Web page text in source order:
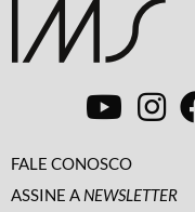
FALE CONOSCO
ASSINE A NEWSLETTER